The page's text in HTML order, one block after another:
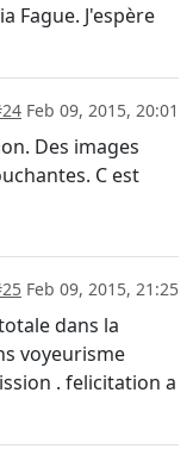
Fague. J'espère
Feb 09, 2015, 20:01
Des images
C est
Feb 09, 2015, 21:25
dans la
voyeurisme
. felicitation a